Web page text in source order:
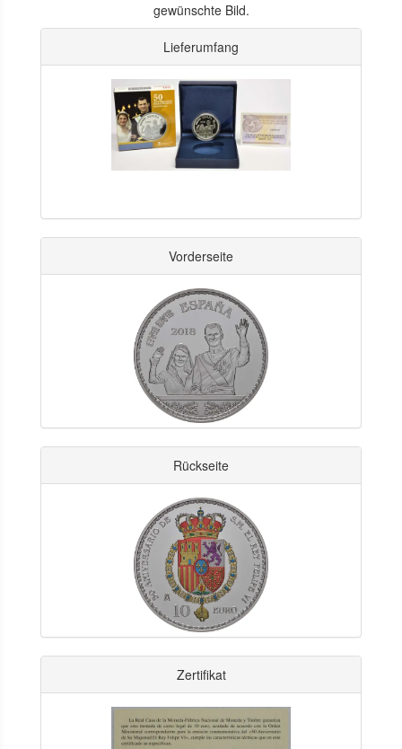
gewünschte Bild.
Lieferumfang
Vorderseite
Rückseite
Zertifikat